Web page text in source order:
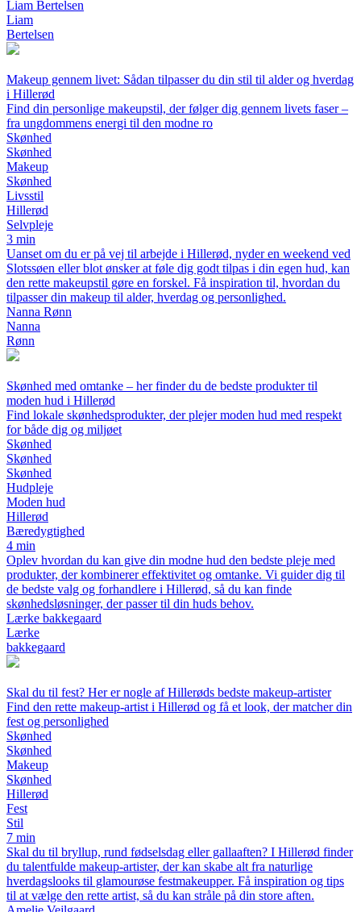
Liam Bertelsen
Liam
Bertelsen
Makeup gennem livet: Sådan tilpasser du din stil til alder og hverdag
i Hillerød
Find din personlige makeupstil, der følger dig gennem livets faser –
fra ungdommens energi til den modne ro
Skønhed
Skønhed
Makeup
Skønhed
Livsstil
Hillerød
Selvpleje
3 min
Uanset om du er på vej til arbejde i Hillerød, nyder en weekend ved
Slotssøen eller blot ønsker at føle dig godt tilpas i din egen hud, kan
den rette makeupstil gøre en forskel. Få inspiration til, hvordan du
tilpasser din makeup til alder, hverdag og personlighed.
Nanna Rønn
Nanna
Rønn
Skønhed med omtanke – her finder du de bedste produkter til
moden hud i Hillerød
Find lokale skønhedsprodukter, der plejer moden hud med respekt
for både dig og miljøet
Skønhed
Skønhed
Skønhed
Hudpleje
Moden hud
Hillerød
Bæredygtighed
4 min
Oplev hvordan du kan give din modne hud den bedste pleje med
produkter, der kombinerer effektivitet og omtanke. Vi guider dig til
de bedste valg og forhandlere i Hillerød, så du kan finde
skønhedsløsninger, der passer til din huds behov.
Lærke bakkegaard
Lærke
bakkegaard
Skal du til fest? Her er nogle af Hillerøds bedste makeup-artister
Find den rette makeup-artist i Hillerød og få et look, der matcher din
fest og personlighed
Skønhed
Skønhed
Makeup
Skønhed
Hillerød
Fest
Stil
7 min
Skal du til bryllup, rund fødselsdag eller gallaaften? I Hillerød finder
du talentfulde makeup-artister, der kan skabe alt fra naturlige
hverdagslooks til glamourøse festmakeupper. Få inspiration og tips
til at vælge den rette artist, så du kan stråle på din store aften.